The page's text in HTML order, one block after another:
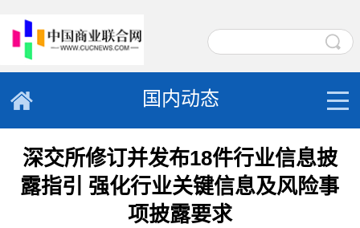
国内动态
深交所修订并发布18件行业信息披
露指引 强化行业关键信息及风险事
项披露要求